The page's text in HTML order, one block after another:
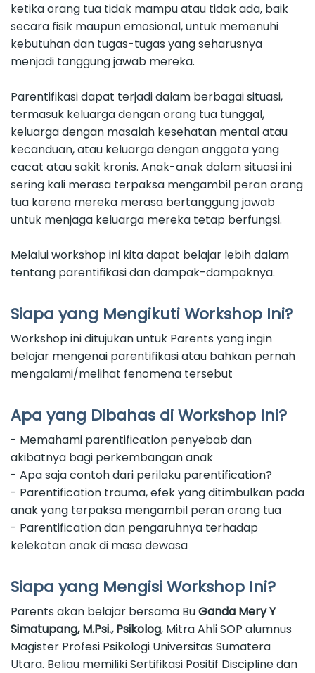
ketika orang tua tidak mampu atau tidak ada, baik
secara fisik maupun emosional, untuk memenuhi
kebutuhan dan tugas-tugas yang seharusnya
menjadi tanggung jawab mereka.
Parentifikasi dapat terjadi dalam berbagai situasi,
termasuk keluarga dengan orang tua tunggal,
keluarga dengan masalah kesehatan mental atau
kecanduan, atau keluarga dengan anggota yang
cacat atau sakit kronis. Anak-anak dalam situasi ini
sering kali merasa terpaksa mengambil peran orang
tua karena mereka merasa bertanggung jawab
untuk menjaga keluarga mereka tetap berfungsi.
Melalui workshop ini kita dapat belajar lebih dalam
tentang parentifikasi dan dampak-dampaknya.
Siapa yang Mengikuti Workshop Ini?
Workshop ini ditujukan untuk Parents yang ingin
belajar mengenai parentifikasi atau bahkan pernah
mengalami/melihat fenomena tersebut
Apa yang Dibahas di Workshop Ini?
- Memahami parentification penyebab dan
akibatnya bagi perkembangan anak
- Apa saja contoh dari perilaku parentification?
- Parentification trauma, efek yang ditimbulkan pada
anak yang terpaksa mengambil peran orang tua
- Parentification dan pengaruhnya terhadap
kelekatan anak di masa dewasa
Siapa yang Mengisi Workshop Ini?
Parents akan belajar bersama BuGanda Mery Y
Simatupang, M.Psi., Psikolog, Mitra Ahli SOP alumnus
Magister Profesi Psikologi Universitas Sumatera
Utara. Beliau memiliki Sertifikasi Positif Discipline dan